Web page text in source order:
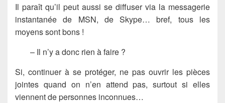
Il paraît qu’il peut aussi se diffuser via la messagerie
instantanée de MSN, de Skype… bref, tous les
moyens sont bons !
– Il n’y a donc rien à faire ?
Si, continuer à se protéger, ne pas ouvrir les pièces
jointes quand on n’en attend pas, surtout si elles
viennent de personnes inconnues…